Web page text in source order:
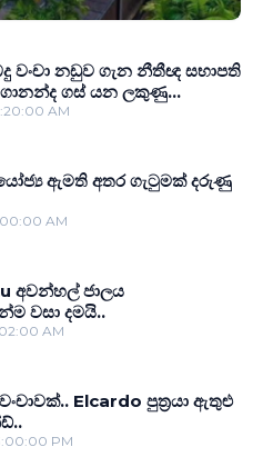
වංචා නඩුව ගැන නීතීඥ සභාපති
ගස් යන ලකුණු...
AM
ඇමති අතර ගැටුමක් දරුණු
AM
අවන්හල් ජාලය
වසා දමයි..
AM
Elcardo පුත‍්‍රයා ඇතුළු
PM